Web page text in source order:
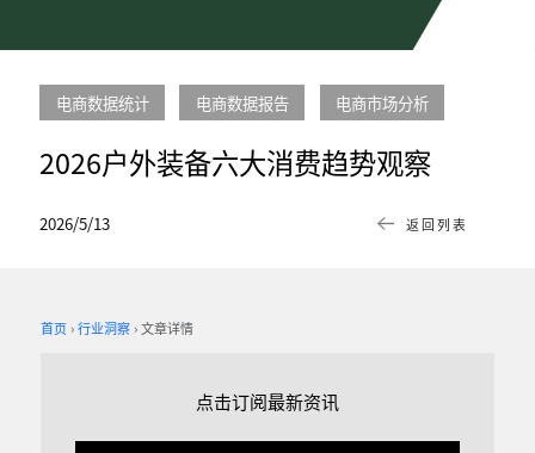
返回列表
2026/5/13
2026户外装备六大消费趋势观察
电商数据统计 电商数据报告 电商市场分析
首页 行业洞察 文章详情
点击订阅最新资讯